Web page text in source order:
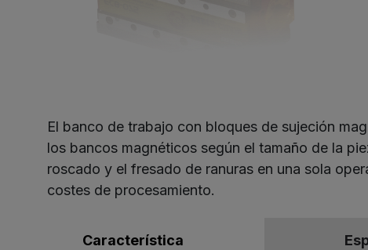
El banco de trabajo con bloques de sujeción
los bancos magnéticos según el tamaño de la
roscado y el fresado de ranuras en una sola
costes de procesamiento.
Característica